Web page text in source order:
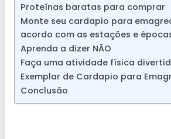
Proteínas baratas para comprar
Monte seu cardapio para
acordo com as estações e
Aprenda a dizer NÃO
Faça uma atividade física
Exemplar de Cardapio para
Conclusão